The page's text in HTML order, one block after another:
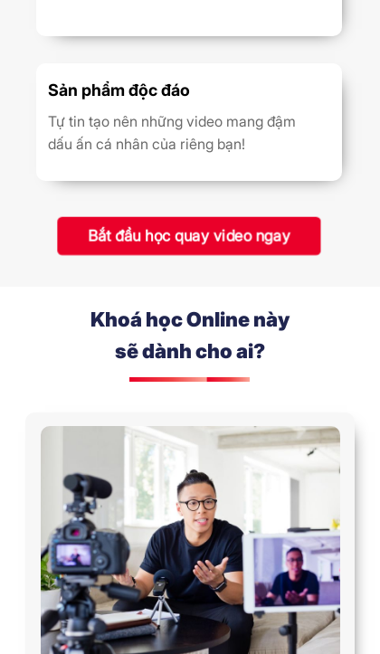
Bắt đầu học quay video ngay
Sản phẩm độc đáo
Tự tin tạo nên những video mang đậm
dấu ấn cá nhân của riêng bạn!
Khoá học Online này
sẽ dành cho ai?